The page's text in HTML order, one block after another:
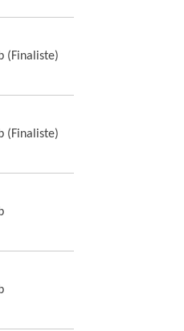
(Finaliste)
(Finaliste)